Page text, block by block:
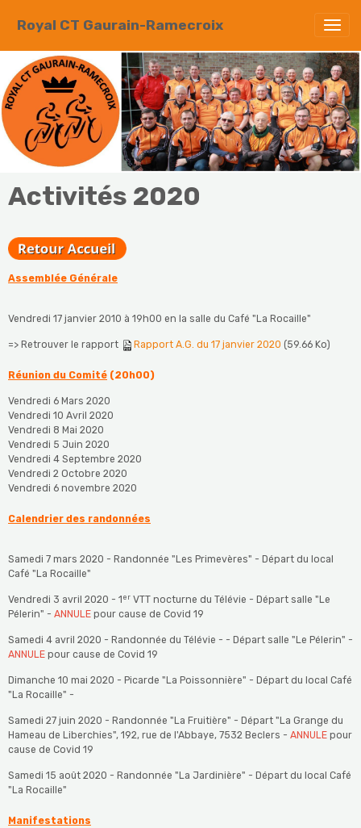
Royal CT Gaurain-Ramecroix
Activités 2020
Assemblée Générale
Vendredi 17 janvier 2010 à 19h00 en la salle du Café "La Rocaille"
=> Retrouver le rapport Rapport A.G. du 17 janvier 2020 (59.66 Ko)
Réunion du Comité (20h00)
Vendredi 6 Mars 2020
Vendredi 10 Avril 2020
Vendredi 8 Mai 2020
Vendredi 5 Juin 2020
Vendredi 4 Septembre 2020
Vendredi 2 Octobre 2020
Vendredi 6 novembre 2020
Calendrier des randonnées
Samedi 7 mars 2020 - Randonnée "Les Primevères" - Départ du local
Café "La Rocaille"
Vendredi 3 avril 2020 - 1 er VTT nocturne du Télévie - Départ salle "Le
Pélerin" - ANNULE pour cause de Covid 19
Samedi 4 avril 2020 - Randonnée du Télévie - - Départ salle "Le Pélerin" -
ANNULE pour cause de Covid 19
Dimanche 10 mai 2020 - Picarde "La Poissonnière" - Départ du local Café
"La Rocaille" -
Samedi 27 juin 2020 - Randonnée "La Fruitière" - Départ "La Grange du
Hameau de Liberchies", 192, rue de l'Abbaye, 7532 Beclers - ANNULE pour
cause de Covid 19
Samedi 15 août 2020 - Randonnée "La Jardinière" - Départ du local Café
"La Rocaille"
Manifestations